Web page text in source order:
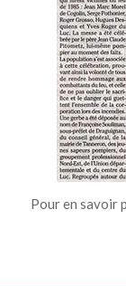
Pour en savoir